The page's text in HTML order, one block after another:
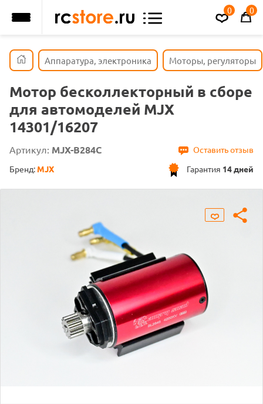
0 0
Аппаратура, электроника Моторы, регуляторы
Мотор бесколлекторный в сборе
для автомоделей MJX
14301/16207
Артикул: MJX-B284C
Оставить отзыв
Гарантия 14 дней
Бренд: MJX